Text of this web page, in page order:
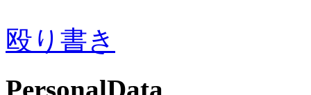
殴り書き